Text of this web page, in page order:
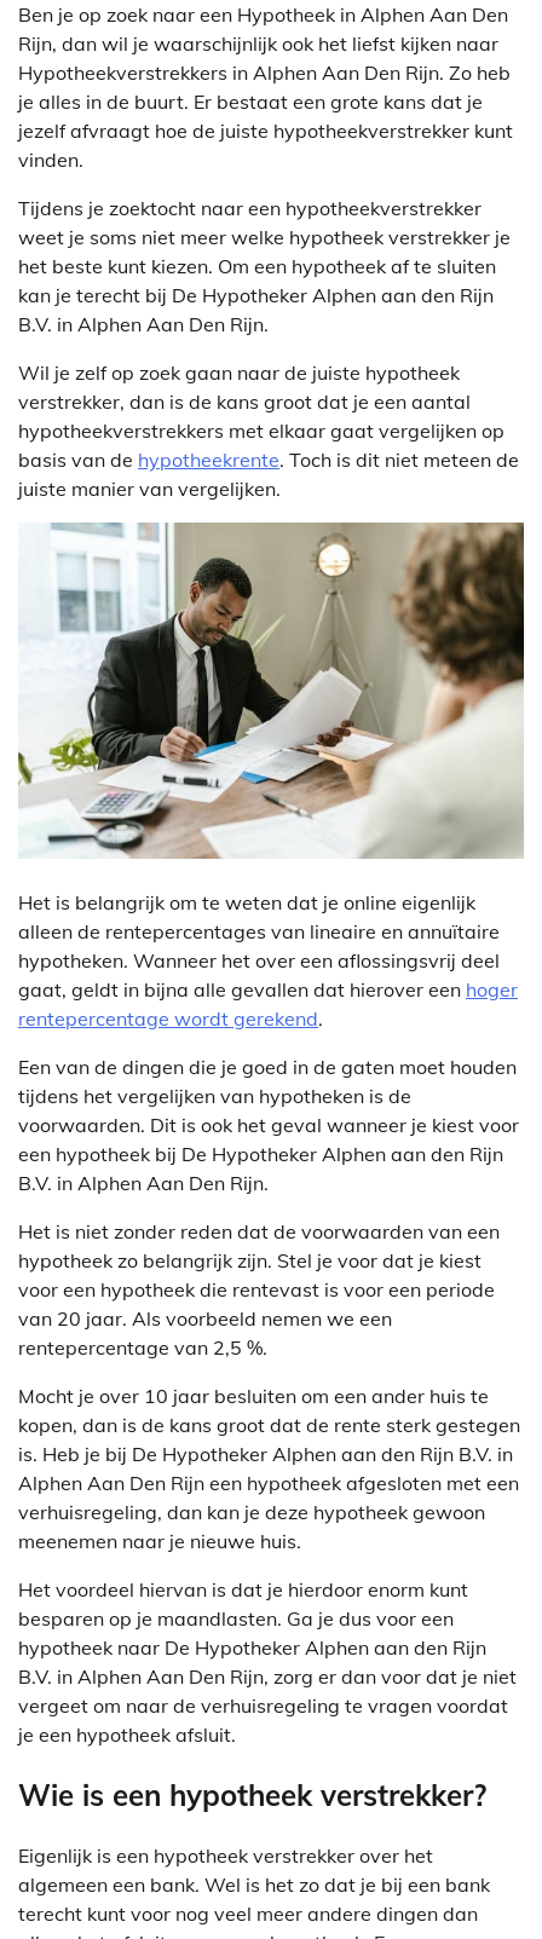
Ben je op zoek naar een Hypotheek in Alphen Aan Den
Rijn, dan wil je waarschijnlijk ook het liefst kijken naar
Hypotheekverstrekkers in Alphen Aan Den Rijn. Zo heb
je alles in de buurt. Er bestaat een grote kans dat je
jezelf afvraagt hoe de juiste hypotheekverstrekker kunt
vinden.
Tijdens je zoektocht naar een hypotheekverstrekker
weet je soms niet meer welke hypotheek verstrekker je
het beste kunt kiezen. Om een hypotheek af te sluiten
kan je terecht bij De Hypotheker Alphen aan den Rijn
B.V. in Alphen Aan Den Rijn.
Wil je zelf op zoek gaan naar de juiste hypotheek
verstrekker, dan is de kans groot dat je een aantal
hypotheekverstrekkers met elkaar gaat vergelijken op
basis van de hypotheekrente. Toch is dit niet meteen de
juiste manier van vergelijken.
Het is belangrijk om te weten dat je online eigenlijk
alleen de rentepercentages van lineaire en annuïtaire
hypotheken. Wanneer het over een aflossingsvrij deel
gaat, geldt in bijna alle gevallen dat hierover een hoger
rentepercentage wordt gerekend.
Een van de dingen die je goed in de gaten moet houden
tijdens het vergelijken van hypotheken is de
voorwaarden. Dit is ook het geval wanneer je kiest voor
een hypotheek bij De Hypotheker Alphen aan den Rijn
B.V. in Alphen Aan Den Rijn.
Het is niet zonder reden dat de voorwaarden van een
hypotheek zo belangrijk zijn. Stel je voor dat je kiest
voor een hypotheek die rentevast is voor een periode
van 20 jaar. Als voorbeeld nemen we een
rentepercentage van 2,5 %.
Mocht je over 10 jaar besluiten om een ander huis te
kopen, dan is de kans groot dat de rente sterk gestegen
is. Heb je bij De Hypotheker Alphen aan den Rijn B.V. in
Alphen Aan Den Rijn een hypotheek afgesloten met een
verhuisregeling, dan kan je deze hypotheek gewoon
meenemen naar je nieuwe huis.
Het voordeel hiervan is dat je hierdoor enorm kunt
besparen op je maandlasten. Ga je dus voor een
hypotheek naar De Hypotheker Alphen aan den Rijn
B.V. in Alphen Aan Den Rijn, zorg er dan voor dat je niet
vergeet om naar de verhuisregeling te vragen voordat
je een hypotheek afsluit.
Wie is een hypotheek verstrekker?
Eigenlijk is een hypotheek verstrekker over het
algemeen een bank. Wel is het zo dat je bij een bank
terecht kunt voor nog veel meer andere dingen dan